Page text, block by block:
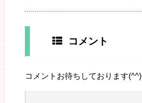
コメント
コメントお待ちしております(^^)